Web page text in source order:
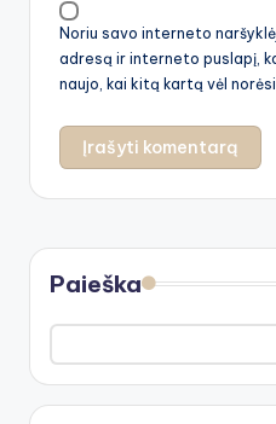
Noriu savo interneto
adresą ir interneto puslapį,
naujo, kai kitą kartą vėl
Paieška